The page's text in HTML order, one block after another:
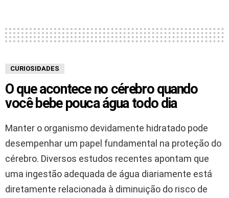
CURIOSIDADES
O que acontece no cérebro quando
você bebe pouca água todo dia
Manter o organismo devidamente hidratado pode
desempenhar um papel fundamental na proteção do
cérebro. Diversos estudos recentes apontam que
uma ingestão adequada de água diariamente está
diretamente relacionada à diminuição do risco de